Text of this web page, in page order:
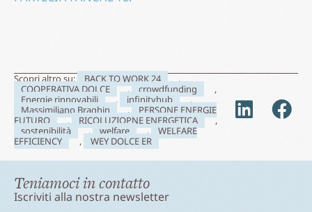
Scopri altro su: BACK TO WORK 24
,
COOPERATIVA DOLCE
, crowdfunding
,
Energie rinnovabili
, infinityhub
,
Massimiliano Braghin
,
PERSONE ENERGIE
FUTURO
, RICOLUZIOPNE ENERGETICA
,
sostenibilità
, welfare , WELFARE
EFFICIENCY
, WEY DOLCE ER
Teniamoci in contatto
Iscriviti alla nostra newsletter